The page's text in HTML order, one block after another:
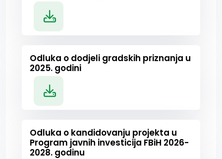
Odluka o dodjeli gradskih priznanja u
2025. godini
Odluka o kandidovanju projekta u
Program javnih investicija FBiH 2026-
2028. godinu